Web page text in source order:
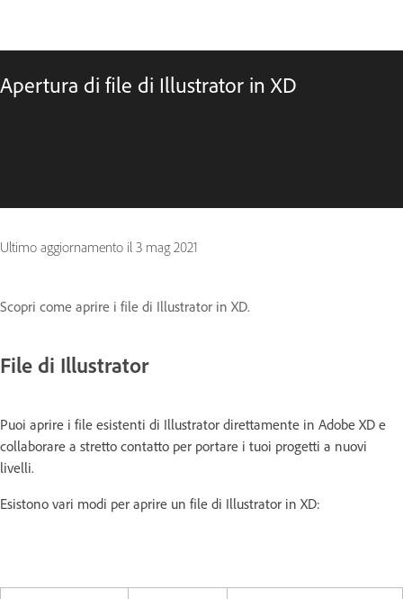
Apertura di file di Illustrator in XD
Ultimo aggiornamento il 3 mag 2021
Scopri come aprire i file di Illustrator in XD.
File di Illustrator
Puoi aprire i file esistenti di Illustrator direttamente in Adobe XD e
collaborare a stretto contatto per portare i tuoi progetti a nuovi
livelli.
Esistono vari modi per aprire un file di Illustrator in XD: